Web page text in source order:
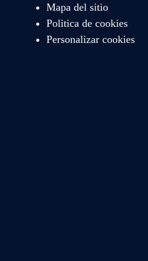
Mapa del sitio
Politica de cookies
Personalizar cookies